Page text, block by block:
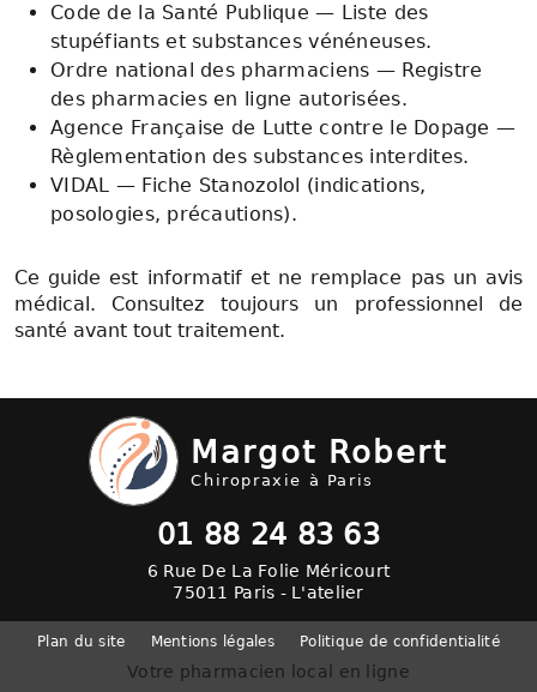
Code de la Santé Publique — Liste des
stupéfiants et substances vénéneuses.
Ordre national des pharmaciens — Registre
des pharmacies en ligne autorisées.
Agence Française de Lutte contre le Dopage —
Règlementation des substances interdites.
VIDAL — Fiche Stanozolol (indications,
posologies, précautions).
Ce guide est informatif et ne remplace pas un avis
médical. Consultez toujours un professionnel de
santé avant tout traitement.
Margot Robert
Chiropraxie à Paris
01 88 24 83 63
6 Rue De La Folie Méricourt
75011 Paris - L'atelier
Plan du site Mentions légales Politique de confidentialité
Votre pharmacien local en ligne